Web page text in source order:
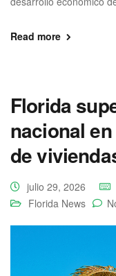
Read more
Florida
nacional
de
julio 29, 2026
Florida News